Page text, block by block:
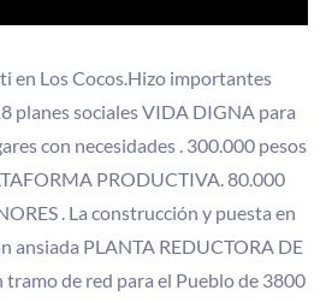
en Los Cocos.Hizo importantes
planes sociales VIDA DIGNA para
con necesidades . 300.000 pesos
PRODUCTIVA. 80.000
. La construcción y puesta en
ansiada PLANTA REDUCTORA DE
tramo de red para el Pueblo de 3800